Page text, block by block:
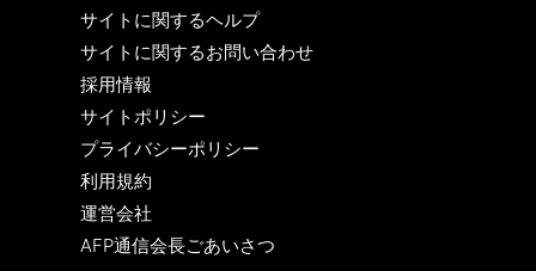
サイトに関するヘルプ
サイトに関するお問い合わせ
採用情報
サイトポリシー
プライバシーポリシー
利用規約
運営会社
AFP通信会長ごあいさつ